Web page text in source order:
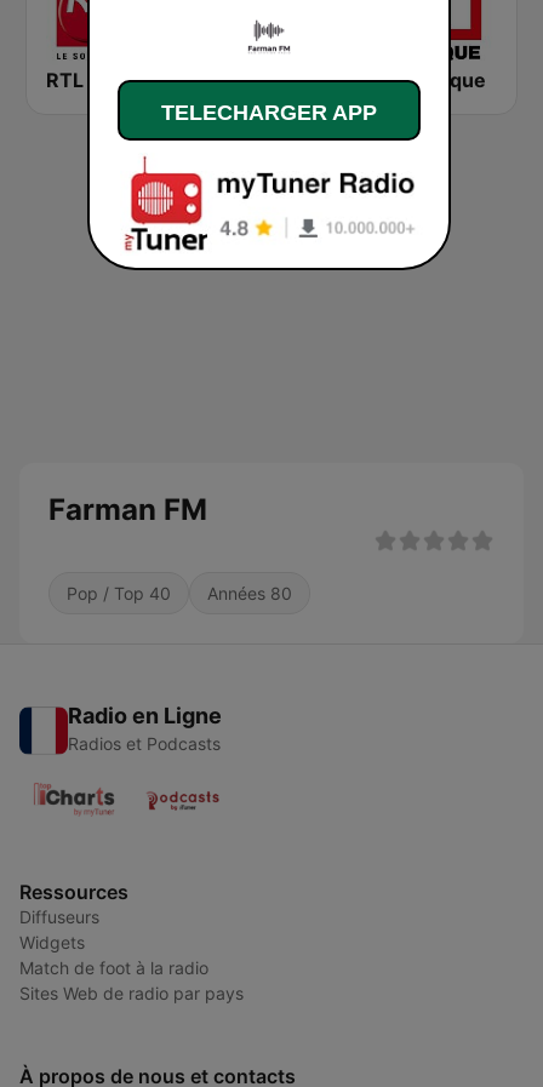
RTL 2 Montecarlo al doualiya (مونت كارلو الدولية) RFI Afrique
Farman FM
Pop / Top 40 Années 80
Radio en Ligne
Radios et Podcasts
Ressources
Diffuseurs
Widgets
Match de foot à la radio
Sites Web de radio par pays
À propos de nous et contacts
TELECHARGER APP